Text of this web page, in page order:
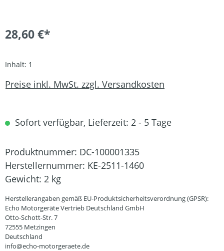
28,60 €*
Inhalt: 1
Preise inkl. MwSt. zzgl. Versandkosten
Sofort verfügbar, Lieferzeit: 2 - 5 Tage
Produktnummer: DC-100001335
Herstellernummer: KE-2511-1460
Gewicht: 2 kg
Herstellerangaben gemäß EU-Produktsicherheitsverordnung (GPSR):
Echo Motorgeräte Vertrieb Deutschland GmbH
Otto-Schott-Str. 7
72555 Metzingen
Deutschland
info@echo-motorgeraete.de